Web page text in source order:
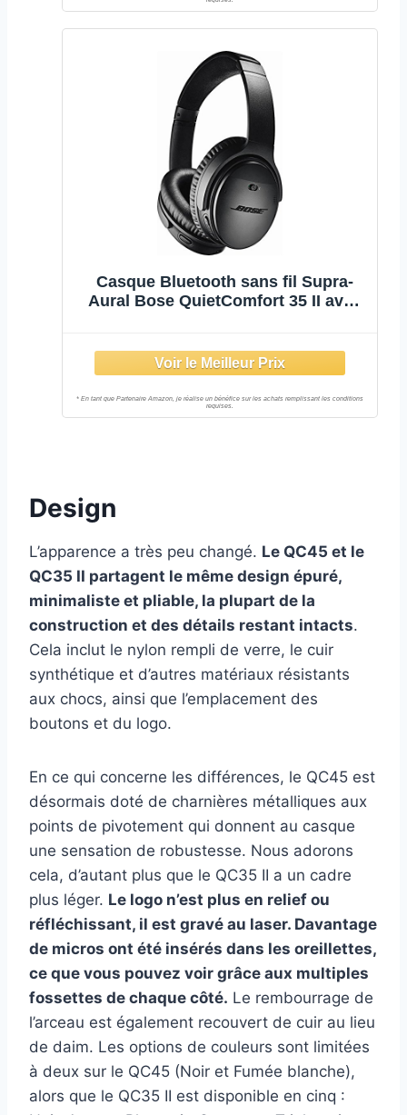
Casque Bluetooth sans fil Supra-
Aural Bose QuietComfort 35 II avec
Design
L’apparence a très peu changé. Le QC45 et le
QC35 II partagent le même design épuré,
minimaliste et pliable, la plupart de la
construction et des détails restant intacts.
Cela inclut le nylon rempli de verre, le cuir
synthétique et d’autres matériaux résistants
aux chocs, ainsi que l’emplacement des
boutons et du logo.
En ce qui concerne les différences, le QC45 est
désormais doté de charnières métalliques aux
points de pivotement qui donnent au casque
une sensation de robustesse. Nous adorons
cela, d’autant plus que le QC35 II a un cadre
plus léger. Le logo n’est plus en relief ou
réfléchissant, il est gravé au laser. Davantage
de micros ont été insérés dans les oreillettes,
ce que vous pouvez voir grâce aux multiples
fossettes de chaque côté. Le rembourrage de
l’arceau est également recouvert de cuir au lieu
de daim. Les options de couleurs sont limitées
à deux sur le QC45 (Noir et Fumée blanche),
alors que le QC35 II est disponible en cinq :